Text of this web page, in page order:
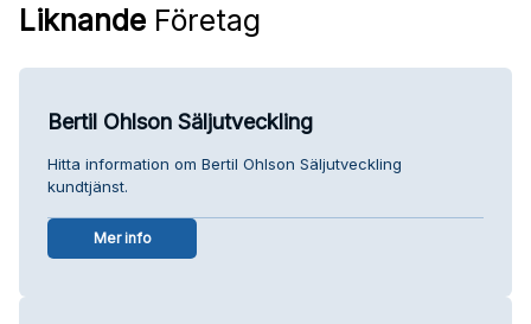
Liknande Företag
Bertil Ohlson Säljutveckling
Hitta information om Bertil Ohlson Säljutveckling
kundtjänst.
Mer info